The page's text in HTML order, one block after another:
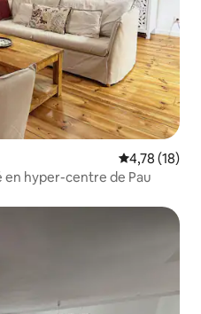
Évaluation
4,78 (18)
hyper-centre de Pau